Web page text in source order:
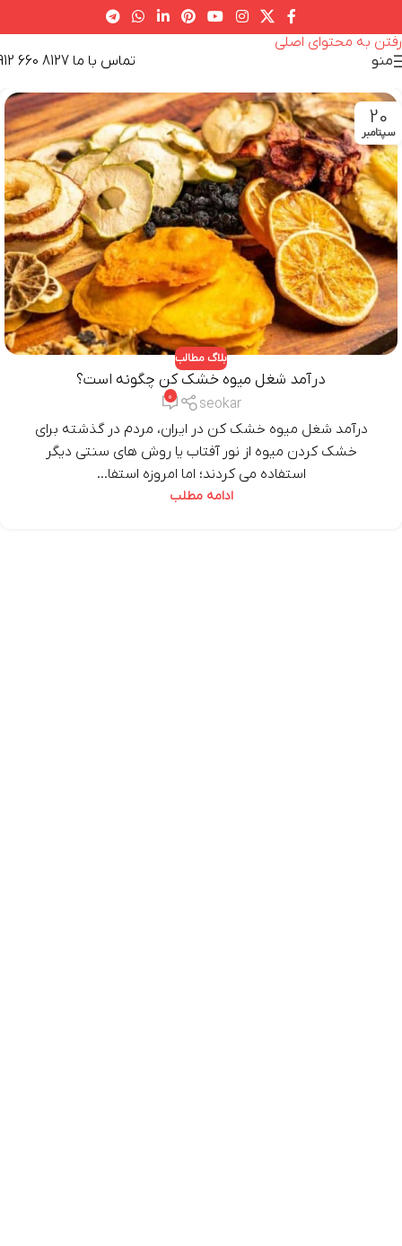
رفتن به محتوای اصلی
منو
تماس با ما 8127 660 0912
20
سپتامبر
بلاگ مطالب
درآمد شغل میوه خشک کن چگونه است؟
seokar
0
درآمد شغل میوه خشک کن در ایران، مردم در گذشته برای
خشک کردن میوه از نور آفتاب یا روش‌ های سنتی دیگر
استفاده می کردند؛ اما امروزه استفا...
ادامه مطلب